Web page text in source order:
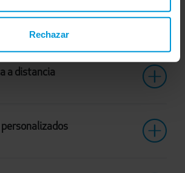
Rechazar
reembolsos rápidos
a distancia
personalizados